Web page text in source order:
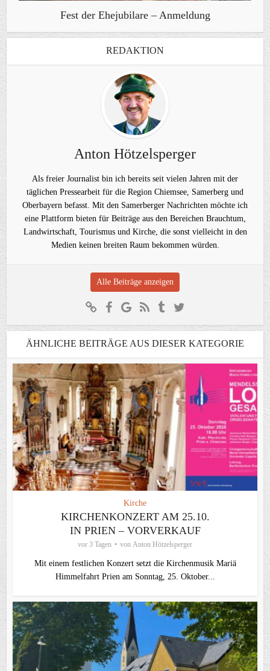
Fest der Ehejubilare – Anmeldung
REDAKTION
Anton Hötzelsperger
Als freier Journalist bin ich bereits seit vielen Jahren mit der
täglichen Pressearbeit für die Region Chiemsee, Samerberg und
Oberbayern befasst. Mit den Samerberger Nachrichten möchte ich
eine Plattform bieten für Beiträge aus den Bereichen Brauchtum,
Landwirtschaft, Tourismus und Kirche, die sonst vielleicht in den
Medien keinen breiten Raum bekommen würden.
Alle Beiträge anzeigen
ÄHNLICHE BEITRÄGE AUS DIESER KATEGORIE
Kirche
KIRCHENKONZERT AM 25.10.
IN PRIEN – VORVERKAUF
vor 3 Tagen von Anton Hötzelsperger
Mit einem festlichen Konzert setzt die Kirchenmusik Mariä
Himmelfahrt Prien am Sonntag, 25. Oktober...